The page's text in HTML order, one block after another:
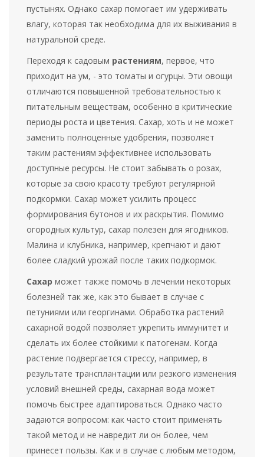
пустынях. Однако сахар помогает им удерживать
влагу, которая так необходима для их выживания в
натуральной среде.
Переходя к садовым растениям, первое, что
приходит на ум, - это томаты и огурцы. Эти овощи
отличаются повышенной требовательностью к
питательным веществам, особенно в критические
периоды роста и цветения. Сахар, хоть и не может
заменить полноценные удобрения, позволяет
таким растениям эффективнее использовать
доступные ресурсы. Не стоит забывать о розах,
которые за свою красоту требуют регулярной
подкормки. Сахар может усилить процесс
формирования бутонов и их раскрытия. Помимо
огородных культур, сахар полезен для ягодников.
Малина и клубника, например, крепчают и дают
более сладкий урожай после таких подкормок.
Сахар может также помочь в лечении некоторых
болезней так же, как это бывает в случае с
петуниями или георгинами. Обработка растений
сахарной водой позволяет укрепить иммунитет и
сделать их более стойкими к патогенам. Когда
растение подвергается стрессу, например, в
результате трансплантации или резкого изменения
условий внешней среды, сахарная вода может
помочь быстрее адаптироваться. Однако часто
задаются вопросом: как часто стоит применять
такой метод и не навредит ли он более, чем
принесет пользы. Как и в случае с любым методом,